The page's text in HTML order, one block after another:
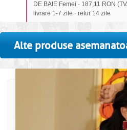
DE BAIE Femei · 187,11 RON
livrare 1-7 zile · retur 14 zile
Alte produse